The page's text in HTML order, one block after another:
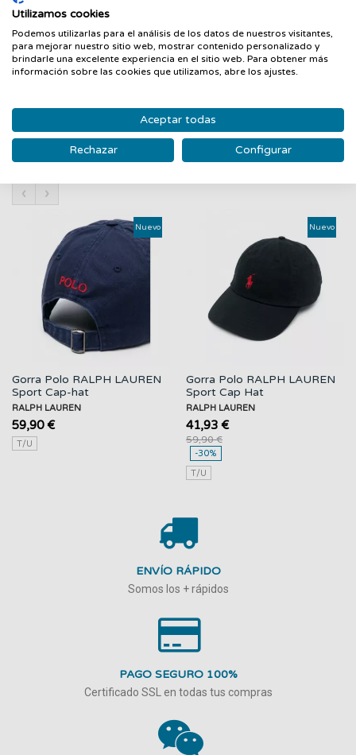
- Monograma estampado en todo el artículo.
- Cierre ajustable con herrajes de la marca.
- Ojales de ventilación bordados.
PRODUCTOS RELACIONADOS
‹ ›
Nuevo
Gorra Polo RALPH LAUREN
Sport Cap-hat
RALPH LAUREN
59,90 €
T/U
Nuevo
Gorra Polo RALPH LAUREN
Sport Cap Hat
RALPH LAUREN
41,93 €
59,90 €
-30%
T/U
ENVÍO RÁPIDO
Somos los + rápidos
PAGO SEGURO 100%
Certificado SSL en todas tus compras
Utilizamos cookies
Podemos utilizarlas para el análisis de los datos de nuestros visitantes,
para mejorar nuestro sitio web, mostrar contenido personalizado y
brindarle una excelente experiencia en el sitio web. Para obtener más
información sobre las cookies que utilizamos, abre los ajustes.
Aceptar todas
Rechazar Configurar